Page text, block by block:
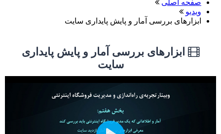
صفحه اصلی
ویدیو
ابزارهای بررسی آمار و پایش پایداری سایت
ابزارهای بررسی آمار و پایش پایداری
سایت